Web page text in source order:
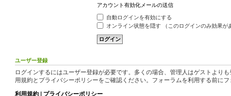
アカウント有効化メールの送信
自動ログインを有効にする
オンライン状態を隠す （このログインのみ効果が
ユーザー登録
ログインするにはユーザー登録が必要です。多くの場合、管理人はゲストより
用規約とプライバシーポリシーをご確認ください。フォーラムを利用する前にフ
利用規約 | プライバシーポリシー